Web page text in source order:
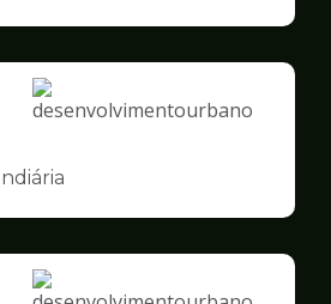
Desenvolvimento
Ilustração
pagina
Desenvolvimento
Urbano